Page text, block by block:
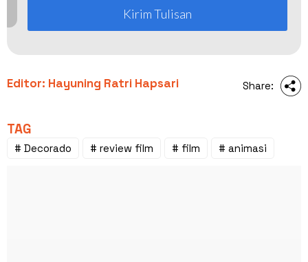
Kirim Tulisan
Editor: Hayuning Ratri Hapsari Share:
TAG
# Decorado # review film # film # animasi